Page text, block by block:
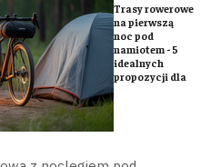
Trasy rowerowe
na pierwszą
noc pod
namiotem - 5
idealnych
propozycji dla